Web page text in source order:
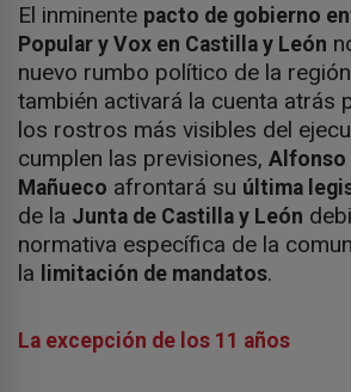
El inminente pacto de gobierno
Popular y Vox en Castilla y León
nuevo rumbo político de la
también activará la cuenta atrás
los rostros más visibles del
cumplen las previsiones, Alfonso
Mañueco afrontará su última
de la Junta de Castilla y León
normativa específica de la
la limitación de mandatos.
La excepción de los 11 años